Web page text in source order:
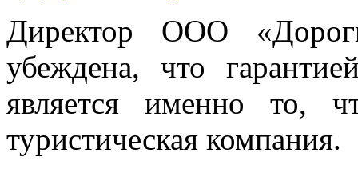
Директор ООО
убеждена, что
является именно то,
туристическая компания.